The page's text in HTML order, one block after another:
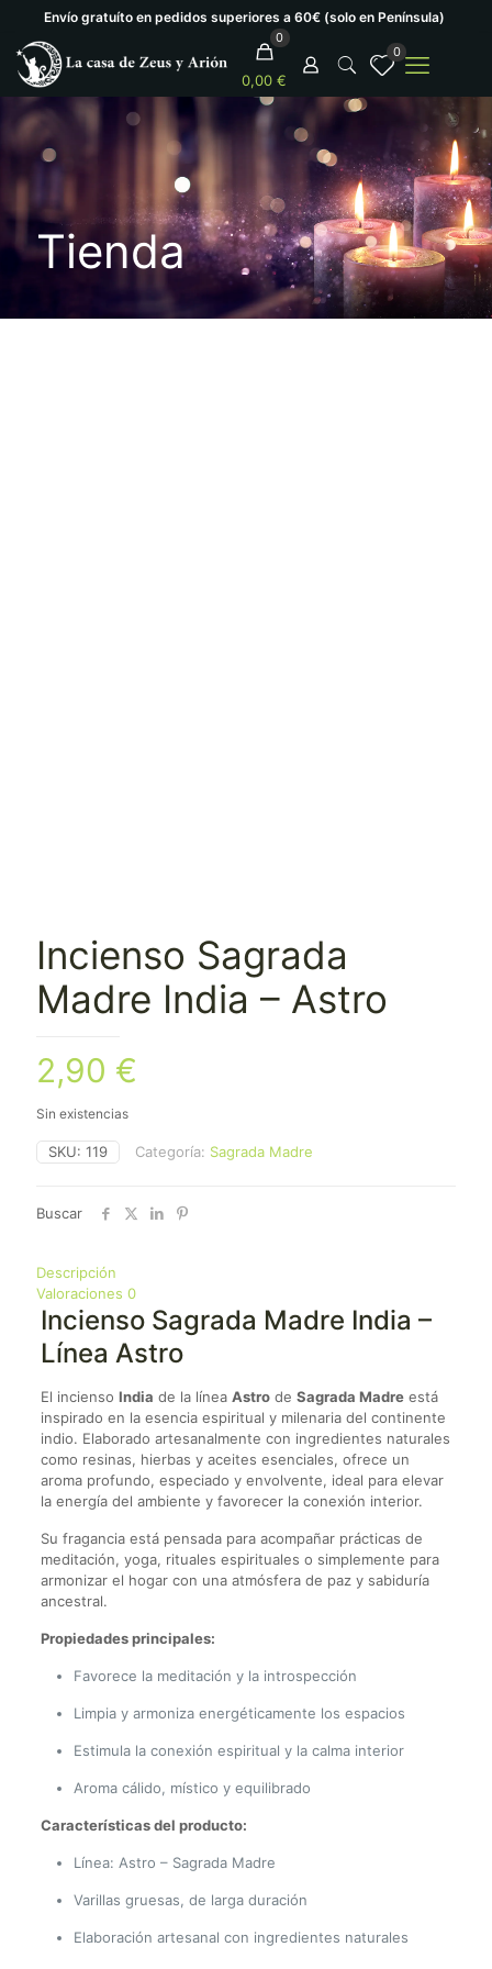
Envío gratuíto en pedidos superiores a 60€ (solo en Península)
0
0,00 €
0
Tienda
Incienso Sagrada
Madre India – Astro
2,90 €
Sin existencias
SKU: 119 Categoría: Sagrada Madre
Buscar
Descripción
Valoraciones 0
Incienso Sagrada Madre India –
Línea Astro
El incienso India de la línea Astrode Sagrada Madreestá
inspirado en la esencia espiritual y milenaria del continente
indio. Elaborado artesanalmente con ingredientes naturales
como resinas, hierbas y aceites esenciales, ofrece un
aroma profundo, especiado y envolvente, ideal para elevar
la energía del ambiente y favorecer la conexión interior.
Su fragancia está pensada para acompañar prácticas de
meditación, yoga, rituales espirituales o simplemente para
armonizar el hogar con una atmósfera de paz y sabiduría
ancestral.
Propiedades principales:
Favorece la meditación y la introspección
Limpia y armoniza energéticamente los espacios
Estimula la conexión espiritual y la calma interior
Aroma cálido, místico y equilibrado
Características del producto:
Línea: Astro – Sagrada Madre
Varillas gruesas, de larga duración
Elaboración artesanal con ingredientes naturales